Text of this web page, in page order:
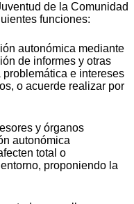
de la Comunidad
funciones:
autonómica mediante
de informes y otras
e intereses
o acuerde realizar por
y órganos
autonómica
total o
proponiendo la